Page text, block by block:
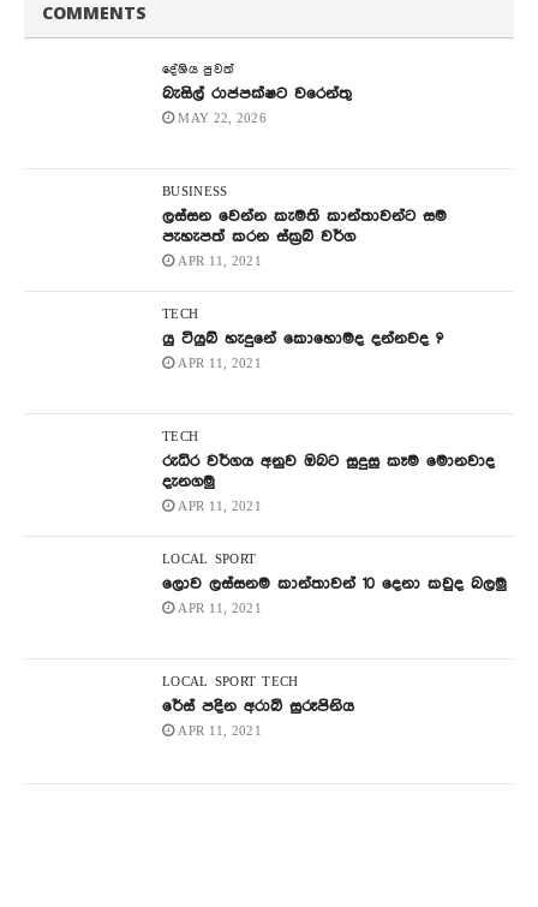
COMMENTS
දේශිය පුවත්
බැසිල් රාජපක්ෂට වරෙන්තු
MAY 22, 2026
BUSINESS
ලස්සන වෙන්න කැමති කාන්තාවන්ට සම
පැහැපත් කරන ස්ක්‍රබ් වර්ග
APR 11, 2021
TECH
යු ටියුබ් හැදුනේ කොහොමද දන්නවද ?
APR 11, 2021
TECH
රුධිර වර්ගය අනුව ඔබට සුදුසු කෑම මොනවාද
දැනගමු
APR 11, 2021
LOCAL SPORT
ලොව ලස්සනම කාන්තාවන් 10 දෙනා කවුද බලමු
APR 11, 2021
LOCAL SPORT TECH
රේස් පදින අරාබි සුරූපිනිය
APR 11, 2021